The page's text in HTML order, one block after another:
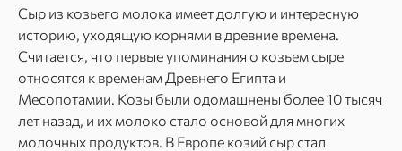
Сыр из козьего молока имеет долгую и интересную
историю, уходящую корнями в древние времена.
Считается, что первые упоминания о козьем сыре
относятся к временам Древнего Египта и
Месопотамии. Козы были одомашнены более 10 тысяч
лет назад, и их молоко стало основой для многих
молочных продуктов. В Европе козий сыр стал